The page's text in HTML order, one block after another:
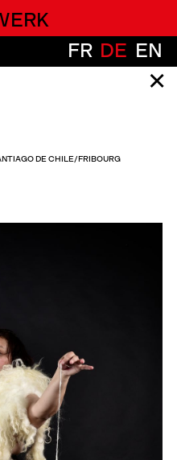
FR DE EN
✕
DE CHILE/FRIBOURG